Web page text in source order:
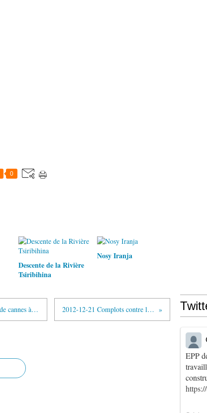
0
Descente de la Rivière
Tsiribihina
Nosy Iranja
SIRAMA Nosy Be: reprise de la plantation de cannes à sucre 2012-12-21 Complots contre le roi
EPP